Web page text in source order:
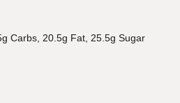
Carbs, 20.5g Fat, 25.5g Sugar